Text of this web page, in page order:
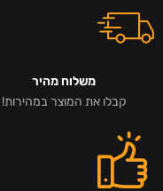
משלוח מהיר
קבלו את המוצר במהירות!